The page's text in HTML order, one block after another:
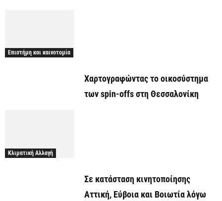
Επιστήμη και καινοτομία
Χαρτογραφώντας το οικοσύστημα
των spin-offs στη Θεσσαλονίκη
Κλιματική Αλλαγή
Σε κατάσταση κινητοποίησης
Αττική, Εύβοια και Βοιωτία λόγω